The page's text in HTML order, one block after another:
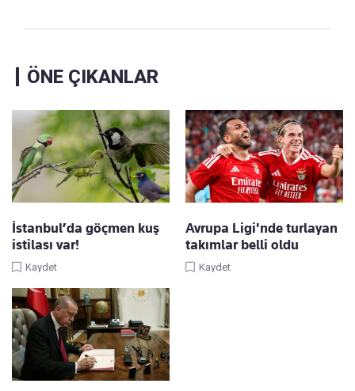
ÖNE ÇIKANLAR
İstanbul’da göçmen kuş
istilası var!
Kaydet
Avrupa Ligi'nde turlayan
takımlar belli oldu
Kaydet